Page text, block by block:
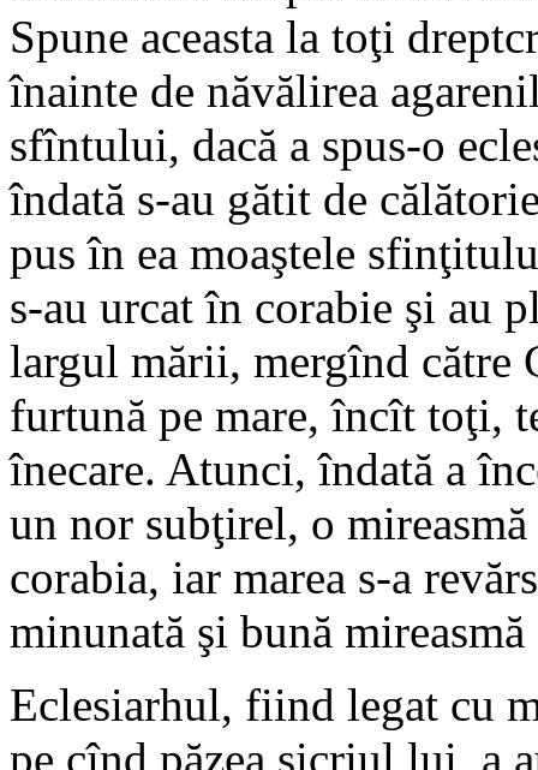
Spune aceasta la toţi
înainte de năvălirea
sfîntului, dacă a spus-o
îndată s-au gătit de
pus în ea moaştele
s-au urcat în corabie şi au
largul mării, mergînd către
furtună pe mare, încît toţi,
înecare. Atunci, îndată a
un nor subţirel, o
corabia, iar marea s-a
minunată şi bună
Eclesiarhul, fiind legat cu
pe cînd păzea sicriul lui, a